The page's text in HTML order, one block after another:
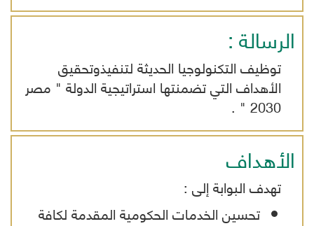
الرسالة :
توظيف التكنولوجيا الحديثة لتنفيذوتحقيق
الأهداف التي تضمنتها استراتيجية الدولة " مصر
2030 " .
الأهداف
تهدف البوابة إلى :
تحسين الخدمات الحكومية المقدمة لكافة